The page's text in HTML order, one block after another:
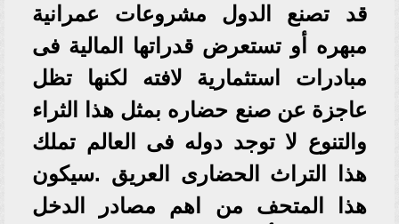
قد تصنع الدول مشروعات عمرانية
مبهره أو تستعرض قدراتها المالية فى
مبادرات استثمارية لافته لكنها تظل
عاجزة عن صنع حضاره بمثل هذا الثراء
والتنوع لا توجد دوله فى العالم تملك
هذا التراث الحضارى العريق .سيكون
هذا المتحف من اهم مصادر الدخل